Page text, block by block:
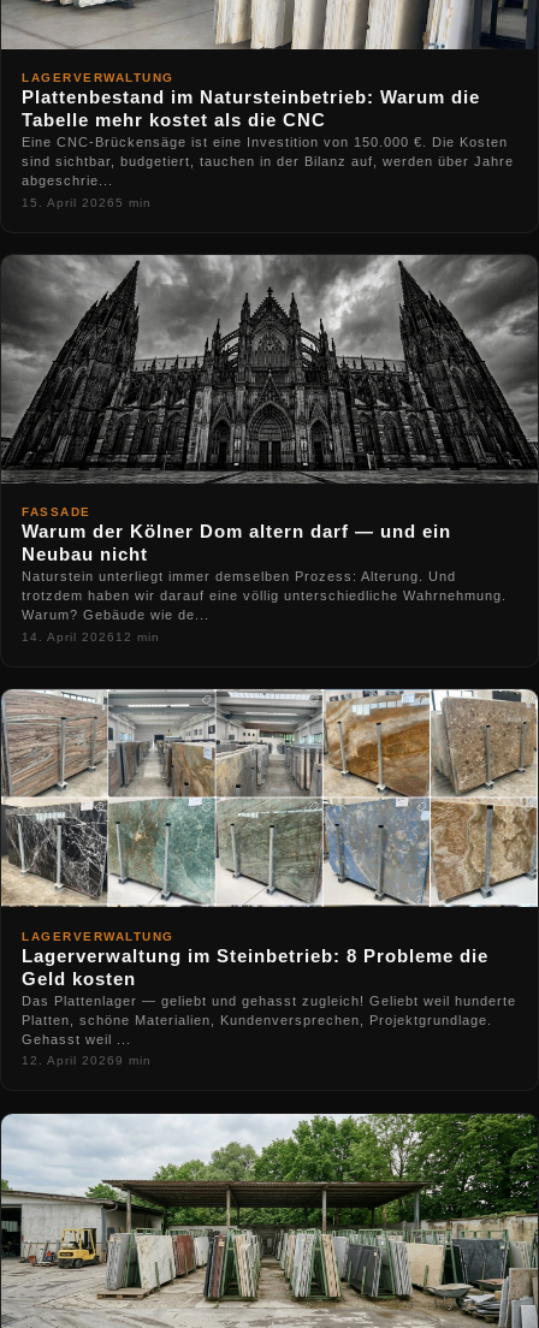
LAGERVERWALTUNG
Plattenbestand im Natursteinbetrieb: Warum die
Tabelle mehr kostet als die CNC
Eine CNC-Brückensäge ist eine Investition von 150.000 €. Die Kosten
sind sichtbar, budgetiert, tauchen in der Bilanz auf, werden über Jahre
abgeschrie...
15. April 20265 min
FASSADE
Warum der Kölner Dom altern darf — und ein
Neubau nicht
Naturstein unterliegt immer demselben Prozess: Alterung. Und
trotzdem haben wir darauf eine völlig unterschiedliche Wahrnehmung.
Warum? Gebäude wie de...
14. April 2026 12 min
LAGERVERWALTUNG
Lagerverwaltung im Steinbetrieb: 8 Probleme die
Geld kosten
Das Plattenlager — geliebt und gehasst zugleich! Geliebt weil hunderte
Platten, schöne Materialien, Kundenversprechen, Projektgrundlage.
Gehasst weil ...
12. April 20269 min